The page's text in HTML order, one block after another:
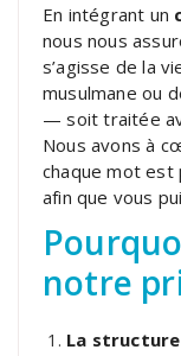
En intégrant un
nous nous
s’agisse de la
musulmane ou
— soit traitée
Nous avons à
chaque mot est
afin que vous
notre
La